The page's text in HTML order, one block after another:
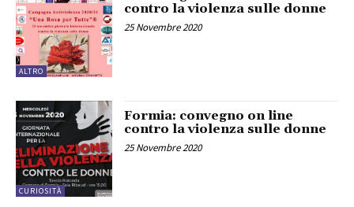
ALTRO
contro la violenza sulle donne
25 Novembre 2020
CURIOSITÀ
Formia: convegno on line
contro la violenza sulle donne
25 Novembre 2020